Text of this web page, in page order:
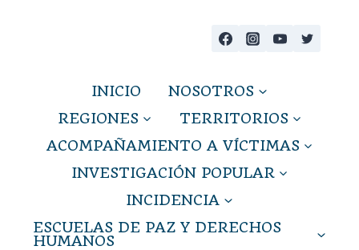
INICIO
NOSOTROS
REGIONES
TERRITORIOS
ACOMPAÑAMIENTO A VÍCTIMAS
INVESTIGACIÓN POPULAR
INCIDENCIA
ESCUELAS DE PAZ Y DERECHOS
HUMANOS